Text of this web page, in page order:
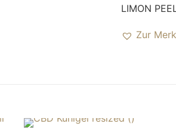
LIMON
Zur